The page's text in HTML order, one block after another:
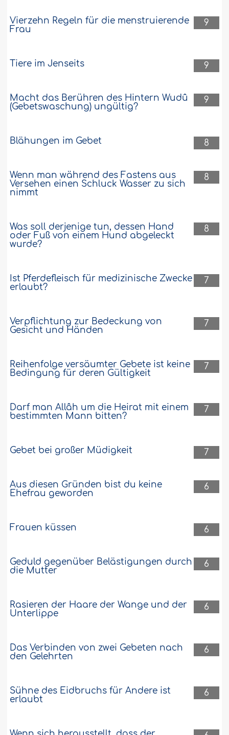
9
Vierzehn Regeln für die menstruierende
Frau
9
Tiere im Jenseits
9
Macht das Berühren des Hintern Wudû
(Gebetswaschung) ungültig?
8
Blähungen im Gebet
8
Wenn man während des Fastens aus
Versehen einen Schluck Wasser zu sich
nimmt
8
Was soll derjenige tun, dessen Hand
oder Fuß von einem Hund abgeleckt
wurde?
7
Ist Pferdefleisch für medizinische Zwecke
erlaubt?
7
Verpflichtung zur Bedeckung von
Gesicht und Händen
7
Reihenfolge versäumter Gebete ist keine
Bedingung für deren Gültigkeit
7
Darf man Allâh um die Heirat mit einem
bestimmten Mann bitten?
7
Gebet bei großer Müdigkeit
6
Aus diesen Gründen bist du keine
Ehefrau geworden
6
Frauen küssen
6
Geduld gegenüber Belästigungen durch
die Mutter
6
Rasieren der Haare der Wange und der
Unterlippe
6
Das Verbinden von zwei Gebeten nach
den Gelehrten
6
Sühne des Eidbruchs für Andere ist
erlaubt